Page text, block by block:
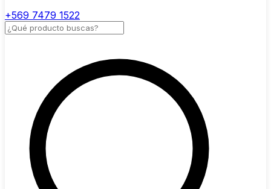
+569 7479 1522
Buscar productos